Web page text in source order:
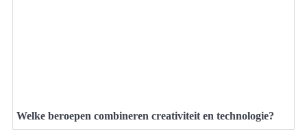
Welke beroepen combineren creativiteit en technologie?